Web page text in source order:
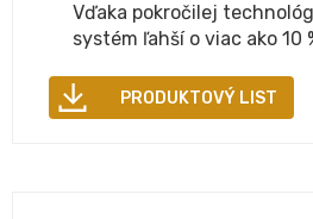
Vďaka pokročilej
systém ľahší o viac ako 10
PRODUKTOVÝ LIST